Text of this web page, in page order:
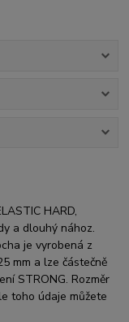
HARD,
a dlouhý nához.
je vyrobená z
mm a lze částečně
STRONG. Rozměr
toho údaje můžete